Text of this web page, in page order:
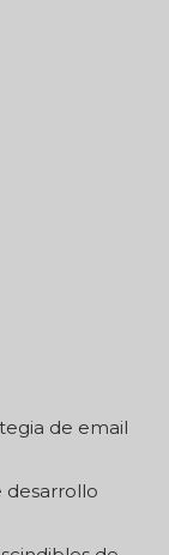
de email
desarrollo